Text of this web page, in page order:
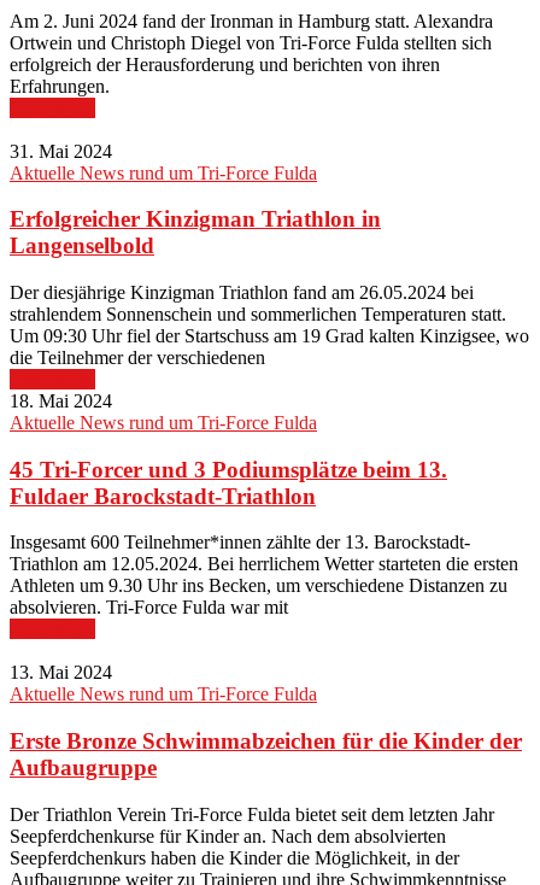
Am 2. Juni 2024 fand der Ironman in Hamburg statt. Alexandra
Ortwein und Christoph Diegel von Tri-Force Fulda stellten sich
erfolgreich der Herausforderung und berichten von ihren
Erfahrungen.
31. Mai 2024
Aktuelle News rund um Tri-Force Fulda
Erfolgreicher Kinzigman Triathlon in
Langenselbold
Der diesjährige Kinzigman Triathlon fand am 26.05.2024 bei
strahlendem Sonnenschein und sommerlichen Temperaturen statt.
Um 09:30 Uhr fiel der Startschuss am 19 Grad kalten Kinzigsee, wo
die Teilnehmer der verschiedenen
18. Mai 2024
Aktuelle News rund um Tri-Force Fulda
45 Tri-Forcer und 3 Podiumsplätze beim 13.
Fuldaer Barockstadt-Triathlon
Insgesamt 600 Teilnehmer*innen zählte der 13. Barockstadt-
Triathlon am 12.05.2024. Bei herrlichem Wetter starteten die ersten
Athleten um 9.30 Uhr ins Becken, um verschiedene Distanzen zu
absolvieren. Tri-Force Fulda war mit
13. Mai 2024
Aktuelle News rund um Tri-Force Fulda
Erste Bronze Schwimmabzeichen für die Kinder der
Aufbaugruppe
Der Triathlon Verein Tri-Force Fulda bietet seit dem letzten Jahr
Seepferdchenkurse für Kinder an. Nach dem absolvierten
Seepferdchenkurs haben die Kinder die Möglichkeit, in der
Aufbaugruppe weiter zu Trainieren und ihre Schwimmkenntnisse